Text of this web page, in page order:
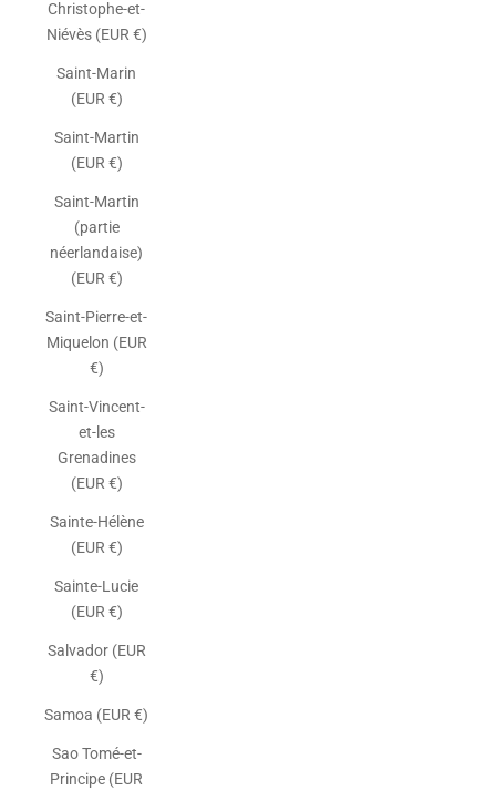
Christophe-et-
Niévès (EUR €)
Saint-Marin
(EUR €)
Saint-Martin
(EUR €)
Saint-Martin
(partie
néerlandaise)
(EUR €)
Saint-Pierre-et-
Miquelon (EUR
€)
Saint-Vincent-
et-les
Grenadines
(EUR €)
Sainte-Hélène
(EUR €)
Sainte-Lucie
(EUR €)
Salvador (EUR
€)
Samoa (EUR €)
Sao Tomé-et-
Principe (EUR